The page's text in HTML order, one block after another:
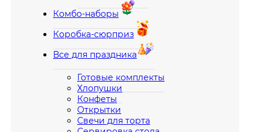
Комбо-наборы
Коробка-сюрприз
Все для праздника
Готовые комплекты
Хлопушки
Конфеты
Открытки
Свечи для торта